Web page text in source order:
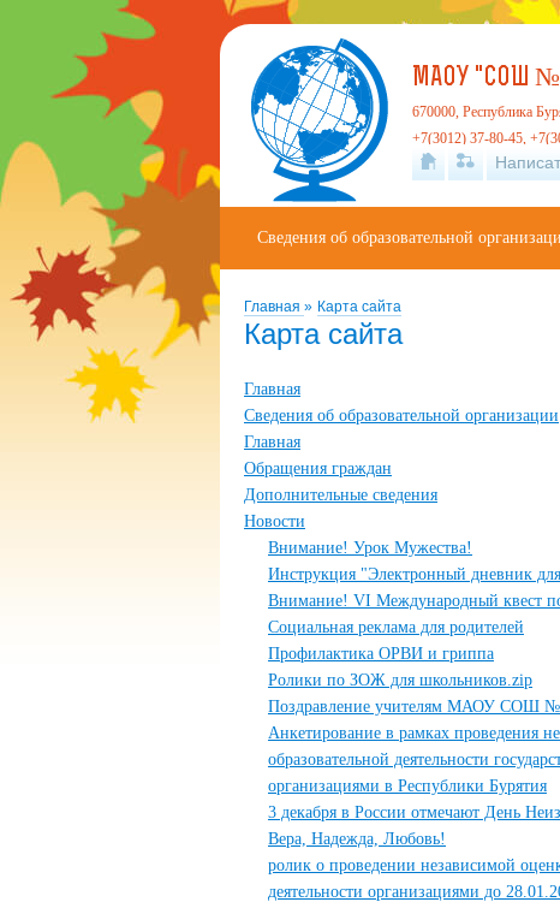
Главная » Карта сайта
Карта сайта
Главная
Сведения об образовательной организации
Главная
Обращения граждан
Дополнительные сведения
Новости
Внимание! Урок Мужества!
Инструкция "Электронный дневник
Внимание! VI Международный квест
Социальная реклама для родителей
Профилактика ОРВИ и гриппа
Ролики по ЗОЖ для школьников.zip
Поздравление учителям МАОУ СОШ
Анкетирование в рамках проведения
образовательной деятельности
организациями в Республики Бурятия
3 декабря в России отмечают День
Вера, Надежда, Любовь!
ролик о проведении независимой
деятельности организациями до
МАОУ "СОШ №
670000, Республика
+7(3012) 37-80-45,
Сведения об образовательной